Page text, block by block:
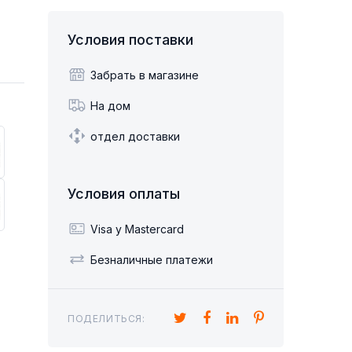
ДЛЯ СНА И
СТОЛЫ ДЛЯ УЧЕБЫ И
Детские диваны-кровати
УГЛОВЫЕ
ШКАФЫ ДЛЯ ОБУВИ
Условия поставки
Забрать в магазине
На дом
отдел доставки
Условия оплаты
Visa y Mastercard
Безналичные платежи
ПОДЕЛИТЬСЯ: